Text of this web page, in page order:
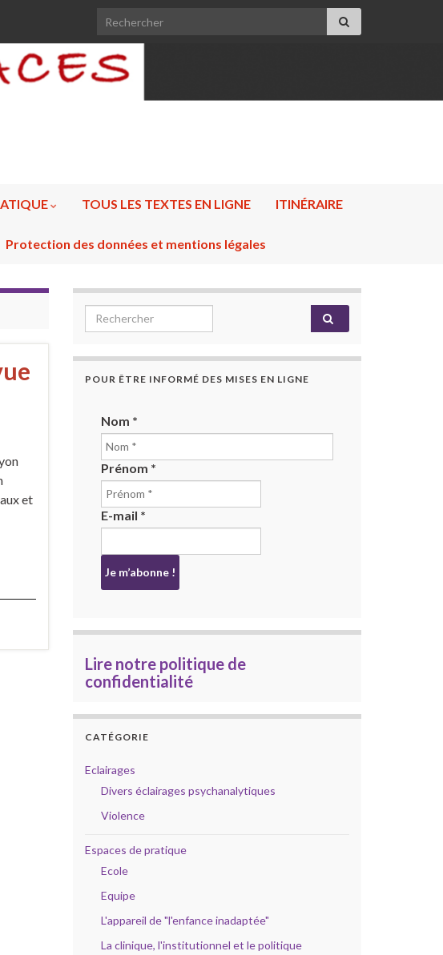
Search for:
TOUS LES TEXTES EN LIGNE ITINÉRAIRE
Protection des données et mentions légales
et
Search for:
POUR ÊTRE INFORMÉ DES MISES EN LIGNE
Nom *
Prénom *
E-mail *
Lire notre politique de
confidentialité
CATÉGORIE
Eclairages
Divers éclairages psychanalytiques
Violence
Espaces de pratique
Ecole
Equipe
L'appareil de "l'enfance inadaptée"
La clinique, l'institutionnel et le politique